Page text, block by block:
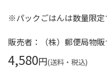
※パックごはんは数量限
販売者：（株）郵便局物
4,580円(送料・税込)